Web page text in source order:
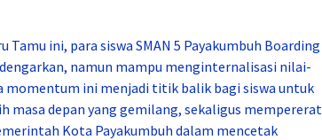
ini, para siswa SMAN 5 Payakumbuh Boarding
namun mampu menginternalisasi nilai-
momentum ini menjadi titik balik bagi siswa untuk
masa depan yang gemilang, sekaligus mempererat
Kota Payakumbuh dalam mencetak